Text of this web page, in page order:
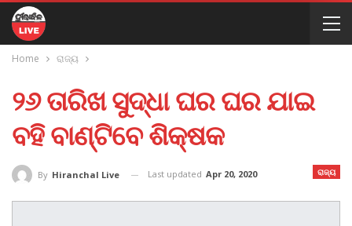
Home ରାଜ୍ୟ
୨୬ ତାରିଖ ସୁଦ୍ଧା ଘର ଘର ଯାଇ
ବହି ବାଣ୍ଟିବେ ଶିକ୍ଷକ
ରାଜ୍ୟ
By Hiranchal Live Last updated Apr 20, 2020